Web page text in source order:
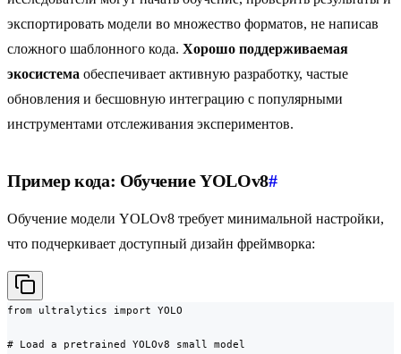
экспортировать модели во множество форматов, не написав
сложного шаблонного кода. Хорошо поддерживаемая
экосистема обеспечивает активную разработку, частые
обновления и бесшовную интеграцию с популярными
инструментами отслеживания экспериментов.
Пример кода: Обучение YOLOv8#
Обучение модели YOLOv8 требует минимальной настройки,
что подчеркивает доступный дизайн фреймворка:
from ultralytics import YOLO
# Load a pretrained YOLOv8 small model